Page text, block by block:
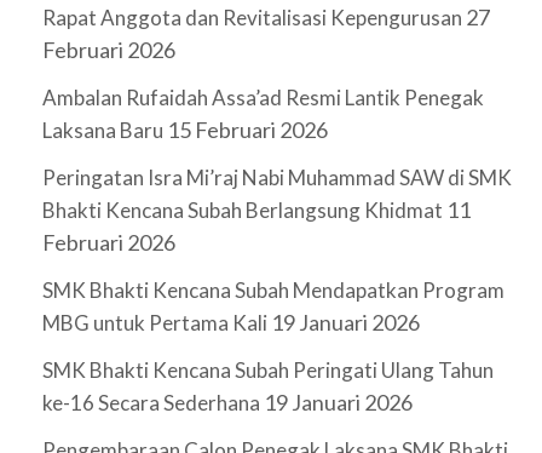
Rapat Anggota dan Revitalisasi Kepengurusan 27
Februari 2026
Ambalan Rufaidah Assa’ad Resmi Lantik Penegak
Laksana Baru 15 Februari 2026
Peringatan Isra Mi’raj Nabi Muhammad SAW di SMK
Bhakti Kencana Subah Berlangsung Khidmat 11
Februari 2026
SMK Bhakti Kencana Subah Mendapatkan Program
MBG untuk Pertama Kali 19 Januari 2026
SMK Bhakti Kencana Subah Peringati Ulang Tahun
ke-16 Secara Sederhana 19 Januari 2026